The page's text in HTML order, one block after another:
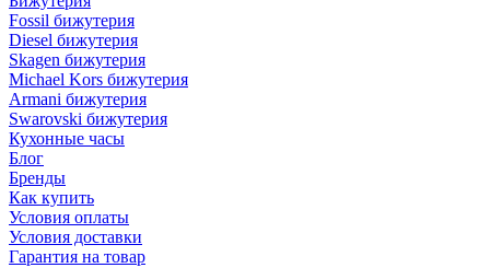
Fossil бижутерия
Diesel бижутерия
Skagen бижутерия
Michael Kors бижутерия
Armani бижутерия
Swarovski бижутерия
Кухонные часы
Блог
Бренды
Как купить
Условия оплаты
Условия доставки
Гарантия на товар